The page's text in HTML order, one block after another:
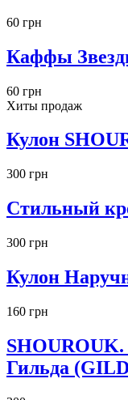
60 грн
Каффы
60 грн
Хиты продаж
Кулон
300 грн
Стильный
300 грн
Кулон
160 грн
Гильда